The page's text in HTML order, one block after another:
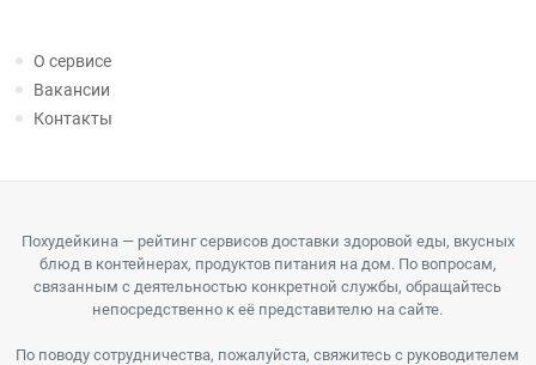
О сервисе
Вакансии
Контакты
Похудейкина — рейтинг сервисов доставки здоровой еды, вкусных
блюд в контейнерах, продуктов питания на дом. По вопросам,
связанным с деятельностью конкретной службы, обращайтесь
непосредственно к её представителю на сайте.
По поводу сотрудничества, пожалуйста, свяжитесь с руководителем